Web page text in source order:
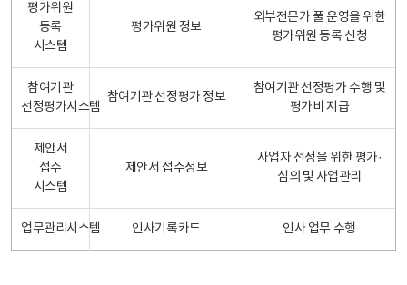
평가위원
등록
시스템
평가위원 정보
외부전문가 풀 운영을 위한
평가위원 등록 신청
참여기관
선정평가시스템
참여기관 선정평가 정보
참여기관 선정평가 수행 및
평가비 지급
제안서
접수
시스템
제안서 접수정보
사업자 선정을 위한 평가·
심의 및 사업관리
업무관리시스템 인사기록카드 인사 업무 수행